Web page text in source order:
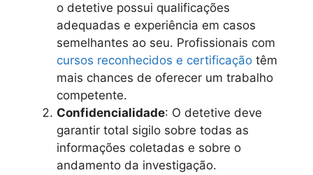
o detetive possui qualificações
adequadas e experiência em casos
semelhantes ao seu. Profissionais com
cursos reconhecidos e certificação têm
mais chances de oferecer um trabalho
competente.
Confidencialidade: O detetive deve
garantir total sigilo sobre todas as
informações coletadas e sobre o
andamento da investigação.